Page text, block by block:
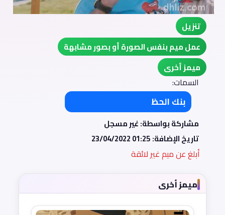
تنزيل
عمل ميم بنفس الصورة أو بصور مشابهة
ميمز أخرى
السمات:
بنك الحظ
مشاركة بواسطة: غير مسجل
تاريخ الإضافة:23/04/2022 01:25
أبلغ عن ميم غير لائقة
ميمز أخرى